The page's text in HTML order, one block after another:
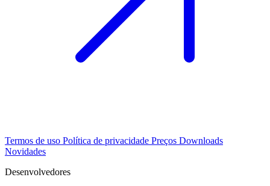
Termos de uso Política de privacidade Preços Downloads
Novidades
Desenvolvedores